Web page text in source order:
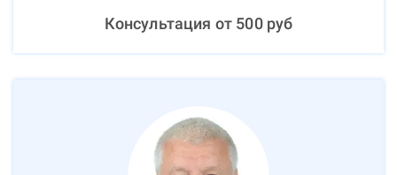
Консультация от 500руб